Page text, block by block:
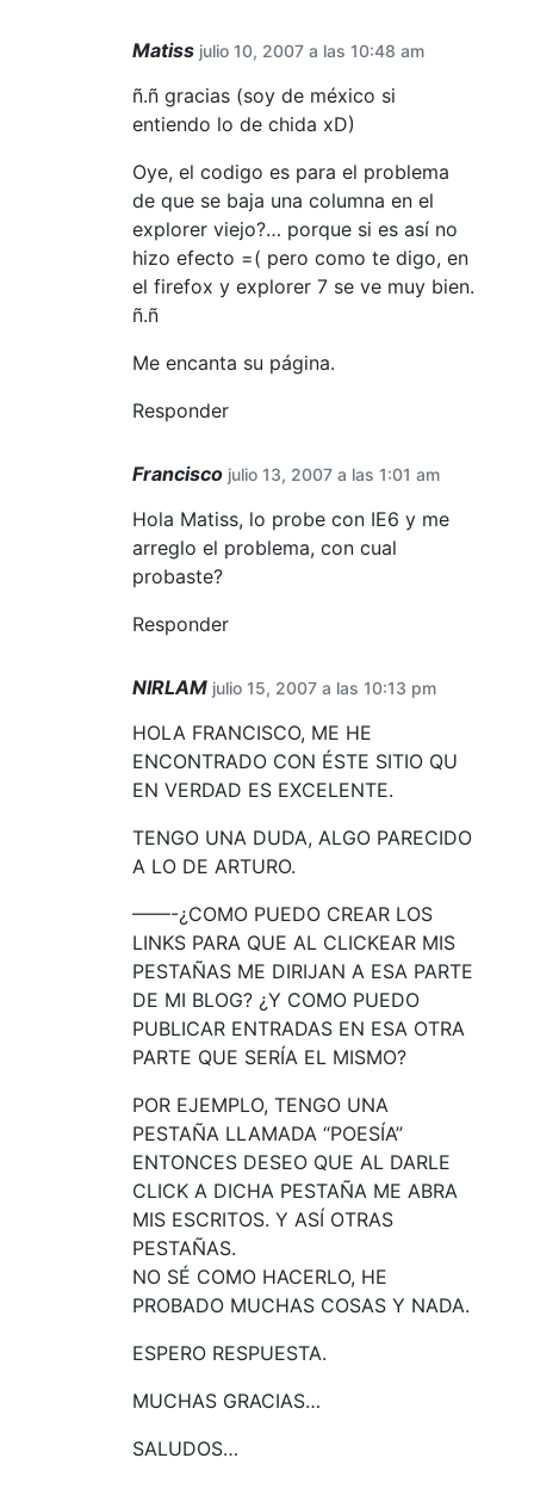
Matiss julio 10, 2007 a las 10:48 am
ñ.ñ gracias (soy de méxico si
entiendo lo de chida xD)
Oye, el codigo es para el problema
de que se baja una columna en el
explorer viejo?… porque si es así no
hizo efecto =( pero como te digo, en
el firefox y explorer 7 se ve muy bien.
ñ.ñ
Me encanta su página.
Responder
Francisco julio 13, 2007 a las 1:01 am
Hola Matiss, lo probe con IE6 y me
arreglo el problema, con cual
probaste?
Responder
NIRLAM julio 15, 2007 a las 10:13 pm
HOLA FRANCISCO, ME HE
ENCONTRADO CON ÉSTE SITIO QU
EN VERDAD ES EXCELENTE.
TENGO UNA DUDA, ALGO PARECIDO
A LO DE ARTURO.
——-¿COMO PUEDO CREAR LOS
LINKS PARA QUE AL CLICKEAR MIS
PESTAÑAS ME DIRIJAN A ESA PARTE
DE MI BLOG? ¿Y COMO PUEDO
PUBLICAR ENTRADAS EN ESA OTRA
PARTE QUE SERÍA EL MISMO?
POR EJEMPLO, TENGO UNA
PESTAÑA LLAMADA “POESÍA”
ENTONCES DESEO QUE AL DARLE
CLICK A DICHA PESTAÑA ME ABRA
MIS ESCRITOS. Y ASÍ OTRAS
PESTAÑAS.
NO SÉ COMO HACERLO, HE
PROBADO MUCHAS COSAS Y NADA.
ESPERO RESPUESTA.
MUCHAS GRACIAS…
SALUDOS…